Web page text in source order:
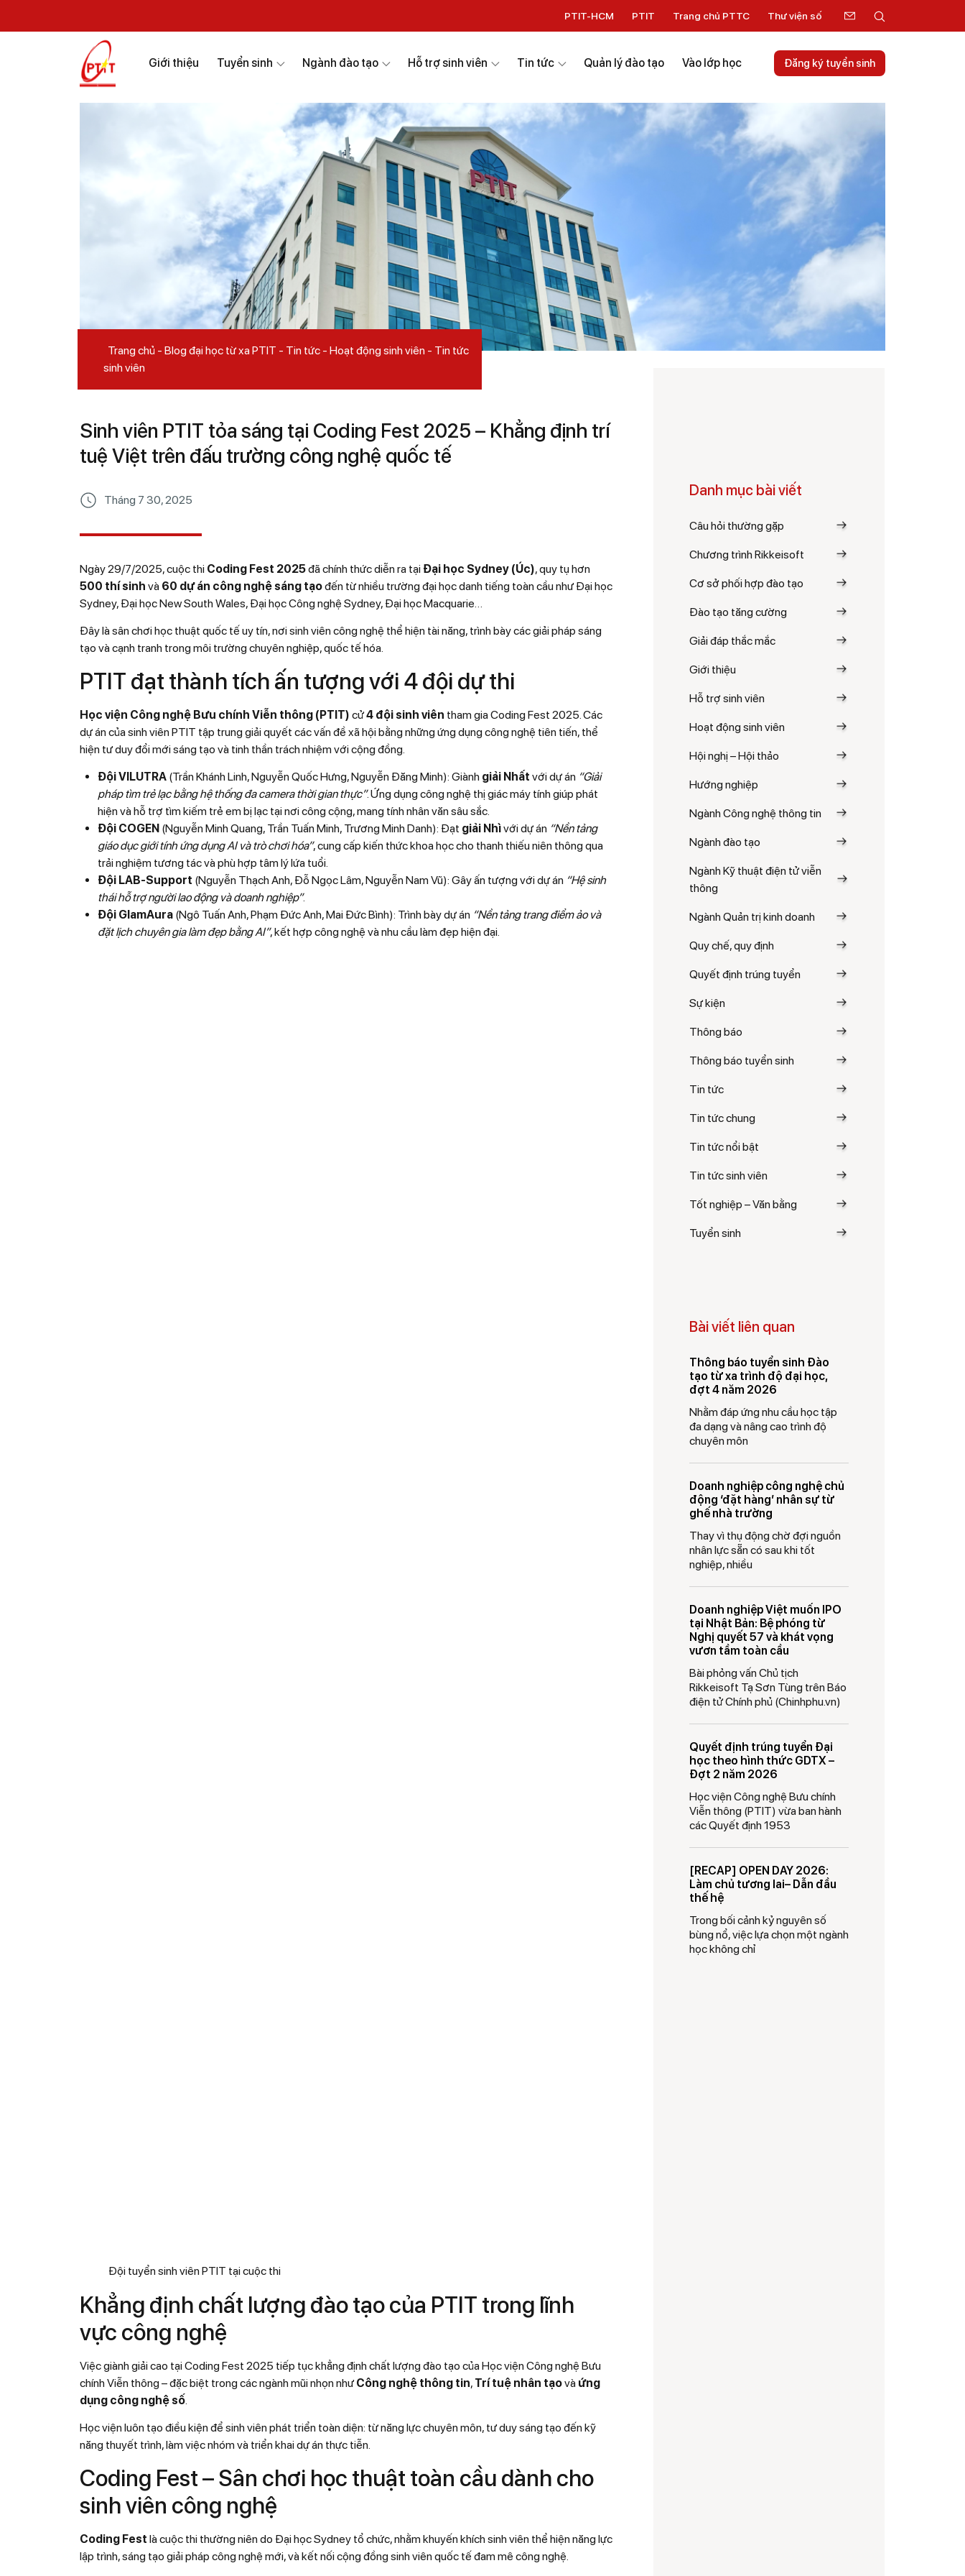
PTIT-HCM PTIT Trang chủ PTTC Thư viện số
Giới thiệu Tuyển sinh Ngành đào tạo Hỗ trợ sinh viên Tin tức Quản lý đào tạo Vào lớp học Đăng ký tuyển sinh
Trang chủ Blog đại học từ xa PTIT Tin tức Hoạt động sinh viên
Tin tức
sinh viên
Sinh viên PTIT tỏa sáng tại Coding Fest 2025 – Khẳng định trí
tuệ Việt trên đấu trường công nghệ quốc tế
Tháng 7 30, 2025
Ngày 29/7/2025, cuộc thi Coding Fest 2025đã chính thức diễn ra tại Đại học Sydney (Úc), quy tụ hơn
500 thí sinh và 60 dự án công nghệ sáng tạođến từ nhiều trường đại học danh tiếng toàn cầu như Đại học
Sydney, Đại học New South Wales, Đại học Công nghệ Sydney, Đại học Macquarie…
Đây là sân chơi học thuật quốc tế uy tín, nơi sinh viên công nghệ thể hiện tài năng, trình bày các giải pháp sáng
tạo và cạnh tranh trong môi trường chuyên nghiệp, quốc tế hóa.
PTIT đạt thành tích ấn tượng với 4 đội dự thi
Học viện Công nghệ Bưu chính Viễn thông (PTIT) cử4 đội sinh viên tham gia Coding Fest 2025. Các
dự án của sinh viên PTIT tập trung giải quyết các vấn đề xã hội bằng những ứng dụng công nghệ tiên tiến, thể
hiện tư duy đổi mới sáng tạo và tinh thần trách nhiệm với cộng đồng.
Đội VILUTRA (Trần Khánh Linh, Nguyễn Quốc Hưng, Nguyễn Đăng Minh): Giành giải Nhất với dự án “Giải
pháp tìm trẻ lạc bằng hệ thống đa camera thời gian thực”. Ứng dụng công nghệ thị giác máy tính giúp phát
hiện và hỗ trợ tìm kiếm trẻ em bị lạc tại nơi công cộng, mang tính nhân văn sâu sắc.
Đội COGEN (Nguyễn Minh Quang, Trần Tuấn Minh, Trương Minh Danh): Đạt giải Nhìvới dự án “Nền tảng
giáo dục giới tính ứng dụng AI và trò chơi hóa”, cung cấp kiến thức khoa học cho thanh thiếu niên thông qua
trải nghiệm tương tác và phù hợp tâm lý lứa tuổi.
Đội LAB-Support (Nguyễn Thạch Anh, Đỗ Ngọc Lâm, Nguyễn Nam Vũ): Gây ấn tượng với dự án “Hệ sinh
thái hỗ trợ người lao động và doanh nghiệp”.
Đội GlamAura (Ngô Tuấn Anh, Phạm Đức Anh, Mai Đức Bình): Trình bày dự án “Nền tảng trang điểm ảo và
đặt lịch chuyên gia làm đẹp bằng AI”, kết hợp công nghệ và nhu cầu làm đẹp hiện đại.
Đội tuyển sinh viên PTIT tại cuộc thi
Khẳng định chất lượng đào tạo của PTIT trong lĩnh
vực công nghệ
Việc giành giải cao tại Coding Fest 2025 tiếp tục khẳng định chất lượng đào tạo của Học viện Công nghệ Bưu
chính Viễn thông – đặc biệt trong các ngành mũi nhọn như Công nghệ thông tin, Trí tuệ nhân tạovà ứng
dụng công nghệ số.
Học viện luôn tạo điều kiện để sinh viên phát triển toàn diện: từ năng lực chuyên môn, tư duy sáng tạo đến kỹ
năng thuyết trình, làm việc nhóm và triển khai dự án thực tiễn.
Coding Fest – Sân chơi học thuật toàn cầu dành cho
sinh viên công nghệ
Coding Fest là cuộc thi thường niên do Đại học Sydney tổ chức, nhằm khuyến khích sinh viên thể hiện năng lực
lập trình, sáng tạo giải pháp công nghệ mới, và kết nối cộng đồng sinh viên quốc tế đam mê công nghệ.
Danh mục bài viết
Câu hỏi thường gặp
Chương trình Rikkeisoft
Cơ sở phối hợp đào tạo
Đào tạo tăng cường
Giải đáp thắc mắc
Giới thiệu
Hỗ trợ sinh viên
Hoạt động sinh viên
Hội nghị – Hội thảo
Hướng nghiệp
Ngành Công nghệ thông tin
Ngành đào tạo
Ngành Kỹ thuật điện tử viễn
thông
Ngành Quản trị kinh doanh
Quy chế, quy định
Quyết định trúng tuyển
Sự kiện
Thông báo
Thông báo tuyển sinh
Tin tức
Tin tức chung
Tin tức nổi bật
Tin tức sinh viên
Tốt nghiệp – Văn bằng
Tuyển sinh
Bài viết liên quan
Thông báo tuyển sinh Đào
tạo từ xa trình độ đại học,
đợt 4 năm 2026
Nhằm đáp ứng nhu cầu học tập
đa dạng và nâng cao trình độ
chuyên môn
Doanh nghiệp công nghệ chủ
động ‘đặt hàng’ nhân sự từ
ghế nhà trường
Thay vì thụ động chờ đợi nguồn
nhân lực sẵn có sau khi tốt
nghiệp, nhiều
Doanh nghiệp Việt muốn IPO
tại Nhật Bản: Bệ phóng từ
Nghị quyết 57 và khát vọng
vươn tầm toàn cầu
Bài phỏng vấn Chủ tịch
Rikkeisoft Tạ Sơn Tùng trên Báo
điện tử Chính phủ (Chinhphu.vn)
Quyết định trúng tuyển Đại
học theo hình thức GDTX –
Đợt 2 năm 2026
Học viện Công nghệ Bưu chính
Viễn thông (PTIT) vừa ban hành
các Quyết định 1953
[RECAP] OPEN DAY 2026:
Làm chủ tương lai– Dẫn đầu
thế hệ
Trong bối cảnh kỷ nguyên số
bùng nổ, việc lựa chọn một ngành
học không chỉ